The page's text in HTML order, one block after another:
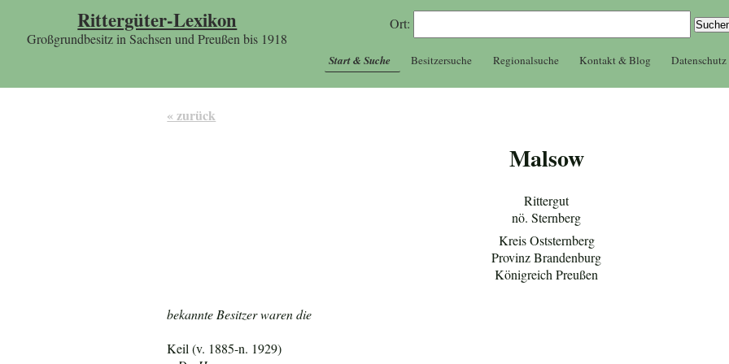
Rittergüter-Lexikon
Großgrundbesitz in Sachsen und Preußen bis 1918
Ort:
Start & Suche Besitzersuche Regionalsuche Kontakt & Blog Datenschutz
« zurück
Malsow
Rittergut
nö. Sternberg
Kreis Oststernberg
Provinz Brandenburg
Königreich Preußen
bekannte Besitzer waren die
Keil (v. 1885-n. 1929)